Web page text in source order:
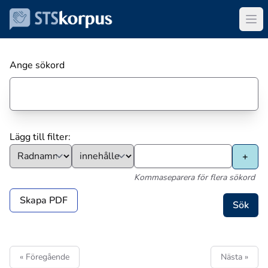
Ange sökord
Lägg till filter:
Kommaseparera för flera sökord
Skapa PDF
« Föregående Nästa »